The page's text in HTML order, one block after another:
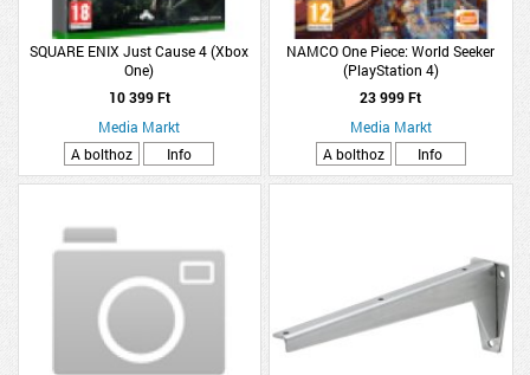
SQUARE ENIX Just Cause 4 (Xbox
One)
10 399 Ft
Media Markt
A bolthoz
Info
NAMCO One Piece: World Seeker
(PlayStation 4)
23 999 Ft
Media Markt
A bolthoz
Info